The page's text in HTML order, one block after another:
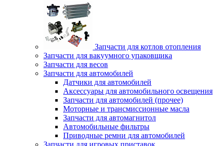
Запчасти для котлов отопления
Запчасти для вакуумного упаковщика
Запчасти для весов
Запчасти для автомобилей
Датчики для автомобилей
Аксессуары для автомобильного освещения
Запчасти для автомобилей (прочее)
Моторные и трансмиссионные масла
Запчасти для автомагнитол
Автомобильные фильтры
Приводные ремни для автомобилей
Запчасти для игровых приставок